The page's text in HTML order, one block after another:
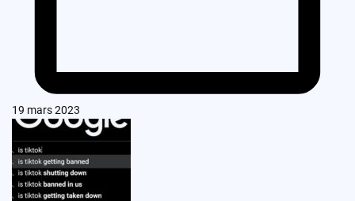
19 mars 2023